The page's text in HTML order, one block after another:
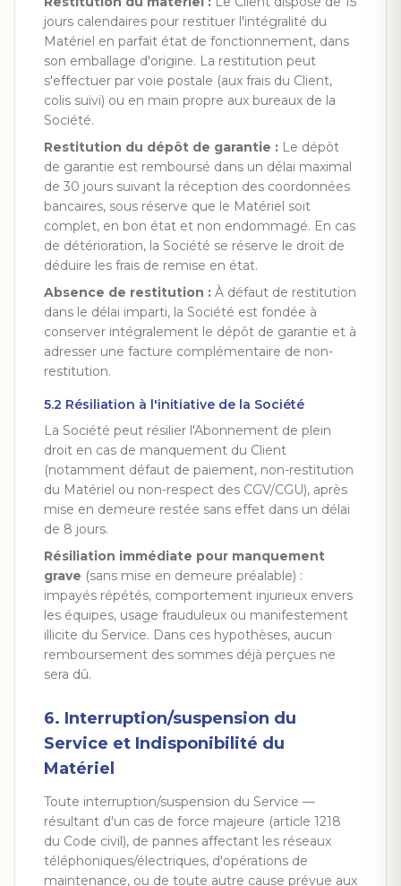
jours calendaires pour restituer l'intégralité du
Matériel en parfait état de fonctionnement, dans
son emballage d'origine. La restitution peut
s'effectuer par voie postale (aux frais du Client,
colis suivi) ou en main propre aux bureaux de la
Société.
Restitution du dépôt de garantie : Le dépôt
de garantie est remboursé dans un délai maximal
de 30 jours suivant la réception des coordonnées
bancaires, sous réserve que le Matériel soit
complet, en bon état et non endommagé. En cas
de détérioration, la Société se réserve le droit de
déduire les frais de remise en état.
Absence de restitution : À défaut de restitution
dans le délai imparti, la Société est fondée à
conserver intégralement le dépôt de garantie et à
adresser une facture complémentaire de non-
restitution.
5.2 Résiliation à l'initiative de la Société
La Société peut résilier l'Abonnement de plein
droit en cas de manquement du Client
(notamment défaut de paiement, non-restitution
du Matériel ou non-respect des CGV/CGU), après
mise en demeure restée sans effet dans un délai
de 8 jours.
Résiliation immédiate pour manquement
grave (sans mise en demeure préalable) :
impayés répétés, comportement injurieux envers
les équipes, usage frauduleux ou manifestement
illicite du Service. Dans ces hypothèses, aucun
remboursement des sommes déjà perçues ne
sera dû.
6. Interruption/suspension du
Service et Indisponibilité du
Matériel
Toute interruption/suspension du Service —
résultant d'un cas de force majeure (article 1218
du Code civil), de pannes affectant les réseaux
téléphoniques/électriques, d'opérations de
maintenance, ou de toute autre cause prévue aux